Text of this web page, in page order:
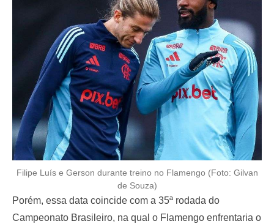
Filipe Luís e Gerson durante treino no Flamengo (Foto: Gilvan
de Souza)
Porém, essa data coincide com a 35ª rodada do
Campeonato Brasileiro, na qual o Flamengo enfrentaria o